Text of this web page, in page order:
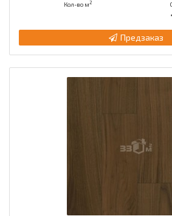
Кол-во м2
Предзаказ